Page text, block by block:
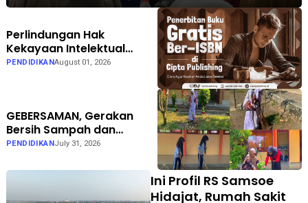
Perlindungan Hak
Kekayaan Intelektual
Dinilai Semakin Penting
PENDIDIKANAugust 01, 2026
GEBERSAMAN, Gerakan
Bersih Sampah dan
Penataan Taman di SMPN 1
PENDIDIKANJuly 31, 2026
Ini Profil RS Samsoe
Hidajat, Rumah Sakit